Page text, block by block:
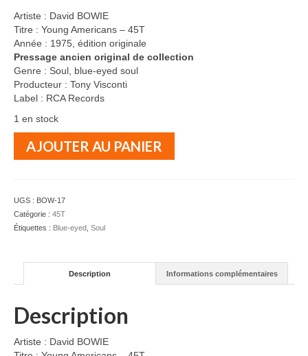
Artiste : David BOWIE
Titre : Young Americans – 45T
Année : 1975, édition originale
Pressage ancien original de collection
Genre : Soul, blue-eyed soul
Producteur : Tony Visconti
Label : RCA Records
1 en stock
Americans
AJOUTER AU PANIER
UGS : BOW-17
Catégorie : 45T
Étiquettes : Blue-eyed Soul
Description Informations complémentaires
Description
Artiste : David BOWIE